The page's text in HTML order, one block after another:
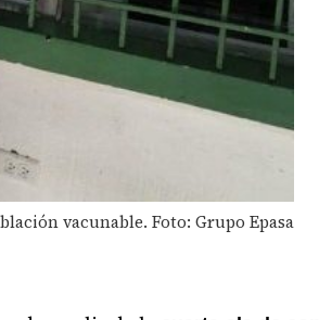
vacunable. Foto: Grupo Epasa